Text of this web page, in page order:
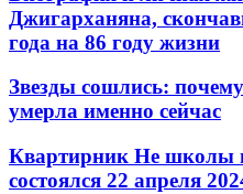
Джигарханяна,
года на 86 году жизни
Звезды сошлись:
умерла именно сейчас
Квартирник Не школы
состоялся 22 апреля